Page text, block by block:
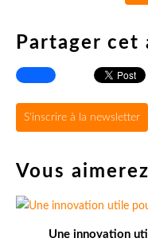
Partager cet
S'inscrire à la newsletter
Vous
Une innovation